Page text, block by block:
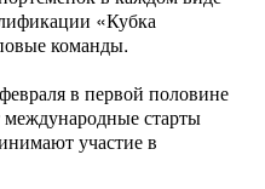
«Кубка
команды.
в первой половине
старты
участие в